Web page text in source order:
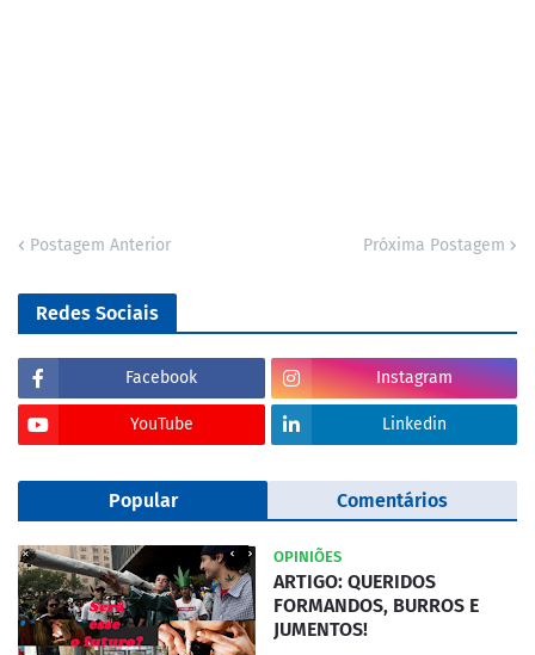
Postagem Anterior Próxima Postagem
Redes Sociais
Facebook Instagram
YouTube Linkedin
Popular Comentários
OPINIÕES
ARTIGO: QUERIDOS
FORMANDOS, BURROS E
JUMENTOS!